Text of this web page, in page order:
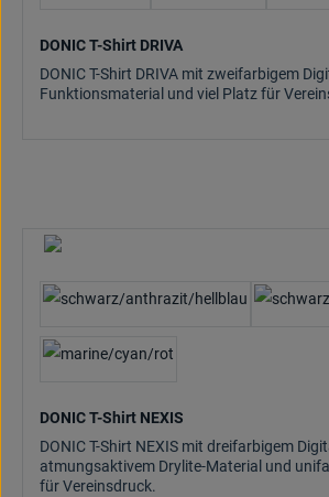
DONIC T-Shirt DRIVA
DONIC T-Shirt DRIVA mit zweifarbigem
Funktionsmaterial und viel Platz für
DONIC T-Shirt NEXIS
DONIC T-Shirt NEXIS mit dreifarbigem
atmungsaktivem Drylite-Material und
für Vereinsdruck.